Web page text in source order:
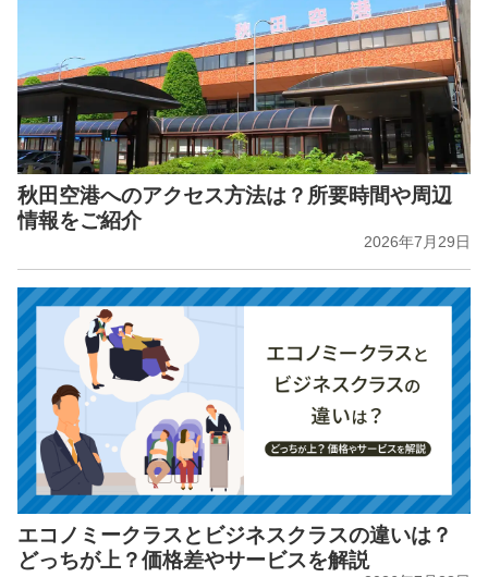
秋田空港へのアクセス方法は？所要時間や周辺
情報をご紹介
2026年7月29日
エコノミークラスとビジネスクラスの違いは？
どっちが上？価格差やサービスを解説